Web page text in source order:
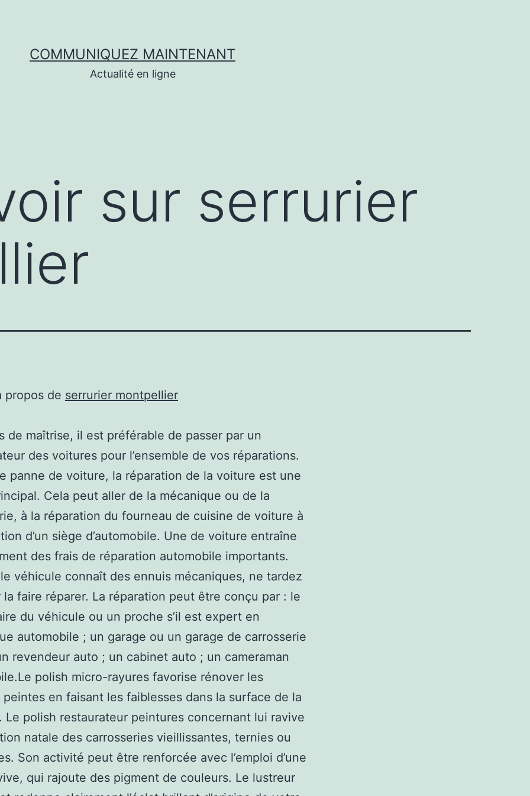
COMMUNIQUEZ MAINTENANT
Actualité en ligne
sur serrurier
propos de serrurier montpellier
de maîtrise, il est préférable de passer par un
des voitures pour l’ensemble de vos réparations.
panne de voiture, la réparation de la voiture est une
Cela peut aller de la mécanique ou de la
à la réparation du fourneau de cuisine de voiture à
d’un siège d’automobile. Une de voiture entraîne
des frais de réparation automobile importants.
véhicule connaît des ennuis mécaniques, ne tardez
la faire réparer. La réparation peut être conçu par : le
du véhicule ou un proche s’il est expert en
automobile ; un garage ou un garage de carrosserie
revendeur auto ; un cabinet auto ; un cameraman
polish micro-rayures favorise rénover les
en faisant les faiblesses dans la surface de la
Le polish restaurateur peintures concernant lui ravive
natale des carrosseries vieillissantes, ternies ou
Son activité peut être renforcée avec l’emploi d’une
qui rajoute des pigment de couleurs. Le lustreur